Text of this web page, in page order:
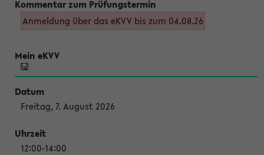
Anmeldung über das eKVV bis zum 04.08.26
Freitag, 7. August 2026
12:00-14:00